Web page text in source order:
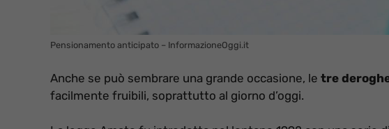
Pensionamento anticipato – InformazioneOggi.it
Anche se può sembrare una grande occasione, le tre
facilmente fruibili, soprattutto al giorno d’oggi.